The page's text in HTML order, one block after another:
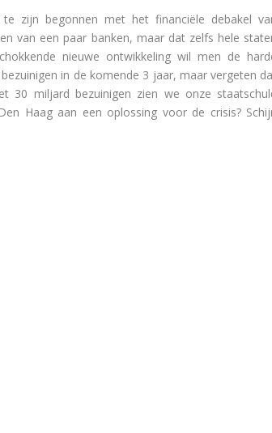
zijn begonnen met het financiële debakel
van een paar banken, maar dat zelfs hele
nieuwe ontwikkeling wil men de
in de komende 3 jaar, maar vergeten
30 miljard bezuinigen zien we onze
Haag aan een oplossing voor de crisis?